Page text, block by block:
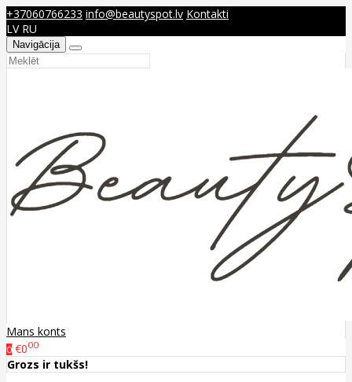
+37060766233 info@beautyspot.lv Kontakti
LV RU
Navigācija
Mans konts
0 €000
Grozs ir tukšs!